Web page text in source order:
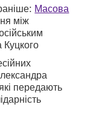
Масова
між
передають